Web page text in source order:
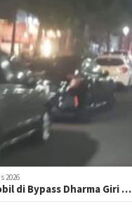
2026
di Bypass Dharma Giri …